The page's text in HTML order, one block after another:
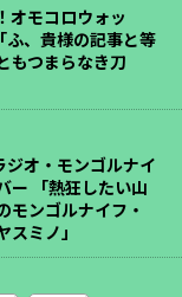
オモコロウォッ
ふ、貴様の記事と等
もつまらなき刀
ジオ・モンゴルナイ
ー 「熱狂したい山
モンゴルナイフ・
スミノ」